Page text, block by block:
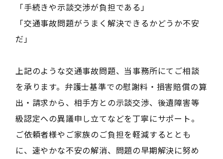
「手続きや示談交渉が負担である」
「交通事故問題がうまく解決できるかどうか不安
だ」
上記のような交通事故問題、当事務所にてご相談
を承ります。弁護士基準での慰謝料・損害賠償の算
出・請求から、相手方との示談交渉、後遺障害等
級認定への異議申し立てなどを丁寧にサポート。
ご依頼者様やご家族のご負担を軽減するととも
に、速やかな不安の解消、問題の早期解決に努め